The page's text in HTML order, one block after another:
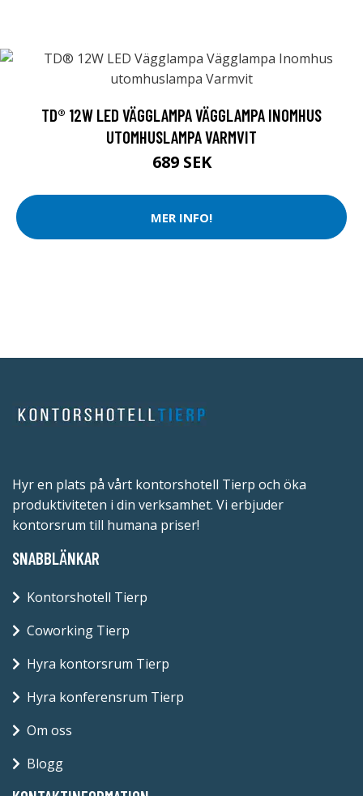
TD® 12W LED VÄGGLAMPA VÄGGLAMPA INOMHUS
UTOMHUSLAMPA VARMVIT
689 SEK
MER INFO!
Hyr en plats på vårt kontorshotell Tierp och öka
produktiviteten i din verksamhet. Vi erbjuder
kontorsrum till humana priser!
SNABBLÄNKAR
Kontorshotell Tierp
Coworking Tierp
Hyra kontorsrum Tierp
Hyra konferensrum Tierp
Om oss
Blogg